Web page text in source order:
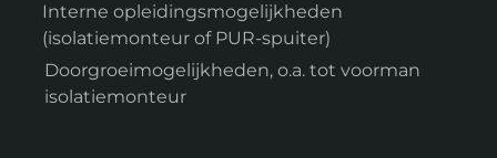
Interne opleidingsmogelijkheden
(isolatiemonteur of PUR-spuiter)
Doorgroeimogelijkheden, o.a. tot voorman
isolatiemonteur